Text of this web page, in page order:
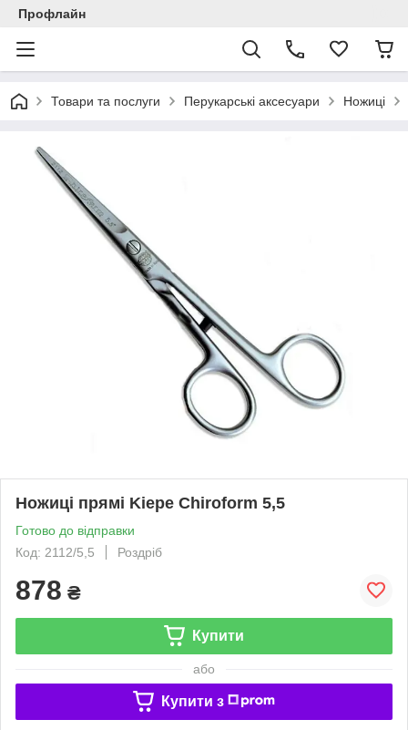
Профлайн
Товари та послуги Перукарські аксесуари Ножиці
Ножиці прямі Kiepe Chiroform 5,5
Готово до відправки
Код: 2112/5,5
Роздріб
878 ₴
Купити
або
Купити з